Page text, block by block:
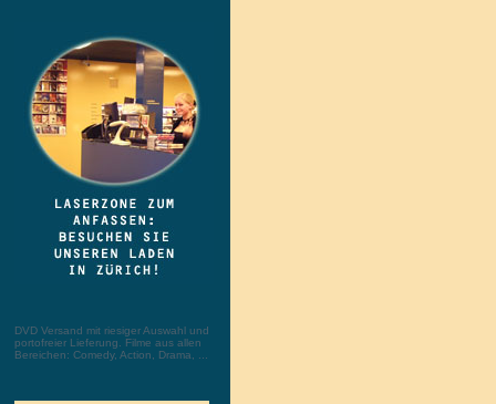
DVD Versand mit riesiger Auswahl und
portofreier Lieferung. Filme aus allen
Bereichen: Comedy, Action, Drama, ...